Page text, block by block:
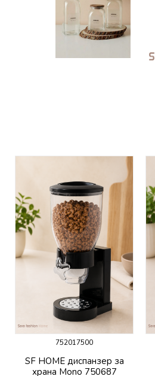
752017500
SF HOME диспанзер за
храна Mono 750687